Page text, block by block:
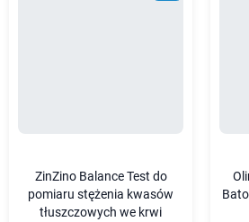
ZinZino Balance Test do
pomiaru stężenia kwasów
tłuszczowych we krwi